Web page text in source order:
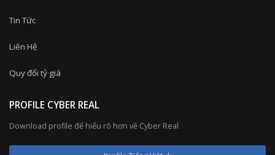
Tin Tức
Liên Hệ
Quy đổi tỷ giá
PROFILE CYBER REAL
Download profile để hiểu rõ hơn về Cyber Real